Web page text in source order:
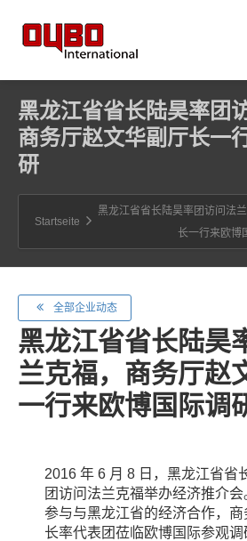
黑龙江省省长陆昊率团
商务厅赵文华副厅长一
研
Startseite
黑龙江省省长陆昊率团访问法
长一行来欧博
全部企业动态
黑龙江省省长陆昊
兰克福，商务厅赵
一行来欧博国际调
2016 年 6 月 8 日，黑龙江省省
团访问法兰克福举办经济推介
参与与黑龙江省的经济合作，
长率代表团莅临欧博国际参观